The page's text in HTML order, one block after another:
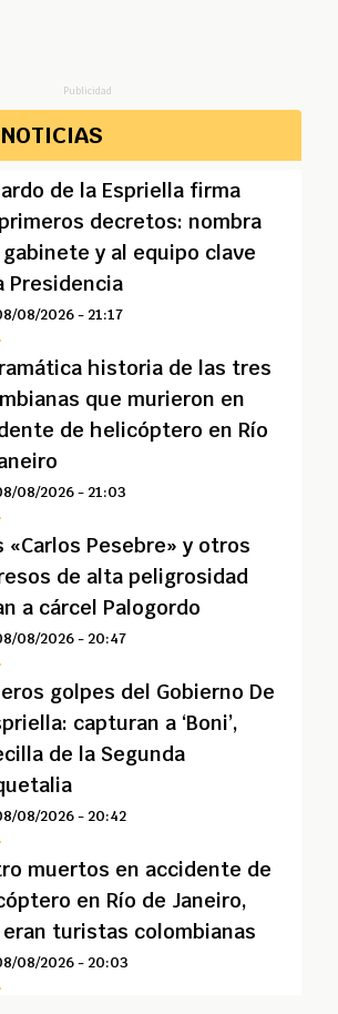
Publicidad
de la Espriella firma
decretos: nombra
gabinete y al equipo clave
Presidencia
08/2026 - 21:17
historia de las tres
que murieron en
de helicóptero en Río
08/2026 - 21:03
«Carlos Pesebre» y otros
de alta peligrosidad
llegan a cárcel Palogordo
08/2026 - 20:47
golpes del Gobierno De
capturan a ‘Boni’,
de la Segunda
08/2026 - 20:42
muertos en accidente de
en Río de Janeiro,
turistas colombianas
08/2026 - 20:03